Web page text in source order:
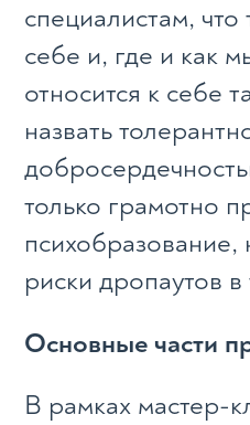
специалистам, что
себе и, где и как
относится к себе
назвать
только грамотно
психобразование,
риски дропаутов
Основные части
В рамках мастер-